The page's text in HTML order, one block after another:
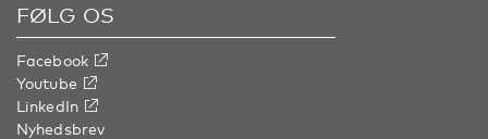
FØLG OS
Facebook
Youtube
LinkedIn
Nyhedsbrev